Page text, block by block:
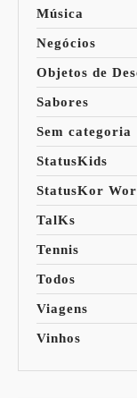
Música
Negócios
Objetos de
Sabores
Sem categoria
StatusKids
StatusKor
TalKs
Tennis
Todos
Viagens
Vinhos